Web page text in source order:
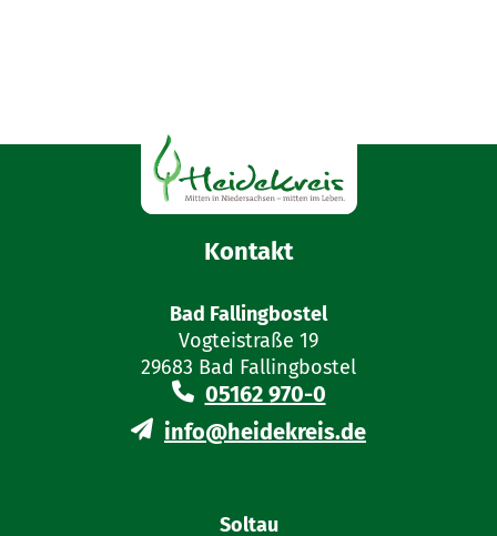
Kontakt
Bad Fallingbostel
Vogteistraße 19
29683 Bad Fallingbostel
05162 970-0
info@heidekreis.de
Soltau